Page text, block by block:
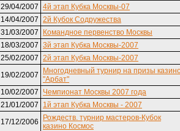
29/04/2007 4й этап Кубка Москвы-07
14/04/2007 2й Кубок Содружества
31/03/2007
Командное первенство Москвы
18/03/2007 3й этап Кубка Москвы-2007
25/02/2007 2й этап Кубка Москвы-2007
19/02/2007
Многодневный турнир на призы
"Арбат"
10/02/2007
Чемпионат Москвы 2007 года
21/01/2007
1й этап Кубка Москвы - 2007
17/12/2006
Рождеств. турнир мастеров-Кубок
казино Космос